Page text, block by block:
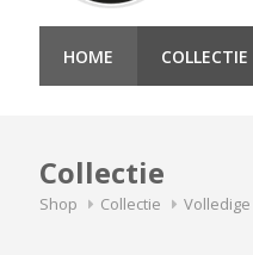
HOME COLLECTIE
Collectie
Shop Collectie